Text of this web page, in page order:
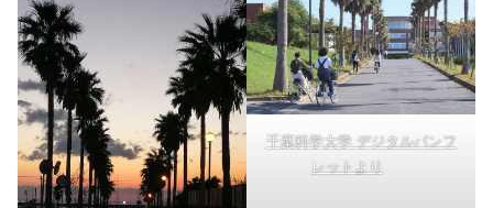
千葉科学大学 デジタルパンフ
レットより